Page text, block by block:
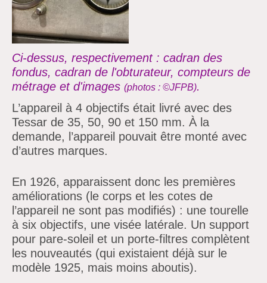
Ci-dessus, respectivement : cadran des
fondus, cadran de l'obturateur, compteurs de
métrage et d'images (photos : ©JFPB).
L’appareil à 4 objectifs était livré avec des
Tessar de 35, 50, 90 et 150 mm. À la
demande, l’appareil pouvait être monté avec
d’autres marques.
En 1926, apparaissent donc les premières
améliorations (le corps et les cotes de
l’appareil ne sont pas modifiés) : une tourelle
à six objectifs, une visée latérale. Un support
pour pare-soleil et un porte-filtres complètent
les nouveautés (qui existaient déjà sur le
modèle 1925, mais moins aboutis).